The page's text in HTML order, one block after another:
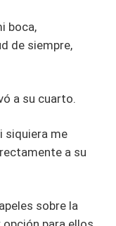
boca,
de siempre,
a su cuarto.
siquiera me
a su
sobre la